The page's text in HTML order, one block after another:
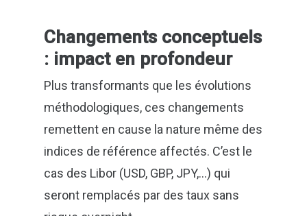
Changements conceptuels
: impact en profondeur
Plus transformants que les évolutions
méthodologiques, ces changements
remettent en cause la nature même des
indices de référence affectés. C’est le
cas des Libor (USD, GBP, JPY,…) qui
seront remplacés par des taux sans